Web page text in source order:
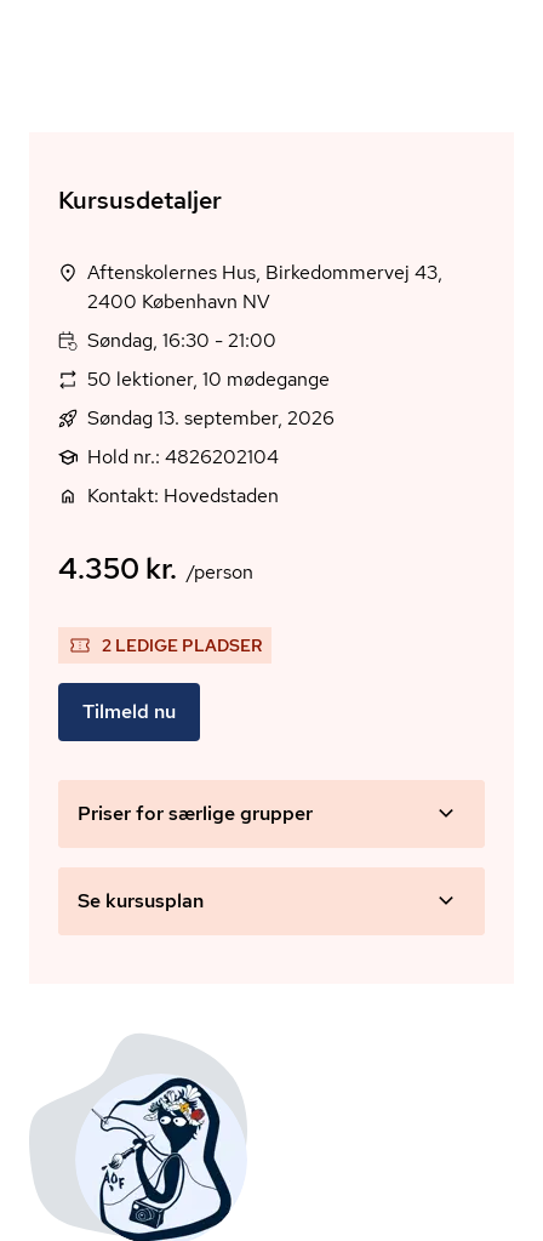
Kursusdetaljer
Aftenskolernes Hus, Birkedommervej 43,
2400 København NV
Søndag, 16:30 - 21:00
50 lektioner, 10 mødegange
Søndag 13. september, 2026
Hold nr.: 4826202104
Kontakt: Hovedstaden
4.350 kr. /person
2 LEDIGE PLADSER
Tilmeld nu
Priser for særlige grupper
Se kursusplan